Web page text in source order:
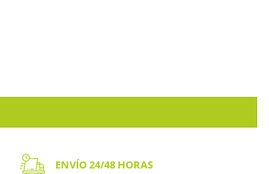
cantidad
ENVÍO 24/48 HORAS